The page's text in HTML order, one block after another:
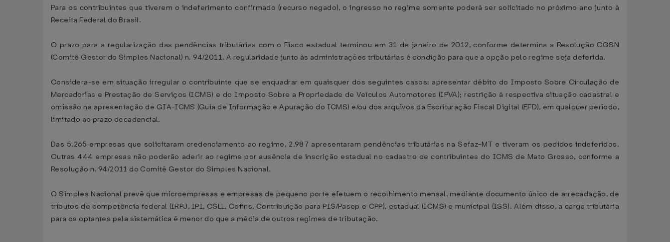
Para os contribuintes que tiverem o indeferimento confirmado (recurso negado), o ingresso no regime somente poderá ser solicitado no próximo ano junto à
Receita Federal do Brasil.
O prazo para a regularização das pendências tributárias com o Fisco estadual terminou em 31 de janeiro de 2012, conforme determina a Resolução CGSN
(Comitê Gestor do Simples Nacional) n. 94/2011. A regularidade junto às administrações tributárias é condição para que a opção pelo regime seja deferida.
Considera-se em situação irregular o contribuinte que se enquadrar em quaisquer dos seguintes casos: apresentar débito do Imposto Sobre Circulação de
Mercadorias e Prestação de Serviços (ICMS) e do Imposto Sobre a Propriedade de Veículos Automotores (IPVA); restrição à respectiva situação cadastral e
omissão na apresentação de GIA-ICMS (Guia de Informação e Apuração do ICMS) e/ou dos arquivos da Escrituração Fiscal Digital (EFD), em qualquer período,
limitado ao prazo decadencial.
Das 5.265 empresas que solicitaram credenciamento ao regime, 2.987 apresentaram pendências tributárias na Sefaz-MT e tiveram os pedidos indeferidos.
Outras 444 empresas não poderão aderir ao regime por ausência de inscrição estadual no cadastro de contribuintes do ICMS de Mato Grosso, conforme a
Resolução n. 94/2011 do Comitê Gestor do Simples Nacional.
O Simples Nacional prevê que microempresas e empresas de pequeno porte efetuem o recolhimento mensal, mediante documento único de arrecadação, de
tributos de competência federal (IRPJ, IPI, CSLL, Cofins, Contribuição para PIS/Pasep e CPP), estadual (ICMS) e municipal (ISS). Além disso, a carga tributária
para os optantes pela sistemática é menor do que a média de outros regimes de tributação.